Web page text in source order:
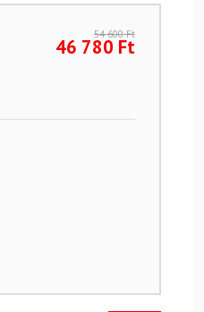
54 600Ft
46 780 Ft